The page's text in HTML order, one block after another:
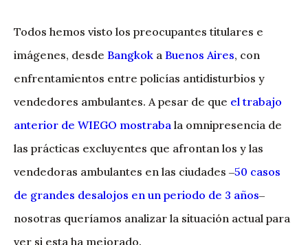
Todos hemos visto los preocupantes titulares e
imágenes, desde Bangkok a Buenos Aires, con
enfrentamientos entre policías antidisturbios y
vendedores ambulantes. A pesar de que el trabajo
anterior de WIEGO mostraba la omnipresencia de
las prácticas excluyentes que afrontan los y las
vendedoras ambulantes en las ciudades ‒50 casos
de grandes desalojos en un periodo de 3 años‒
nosotras queríamos analizar la situación actual para
ver si esta ha mejorado.